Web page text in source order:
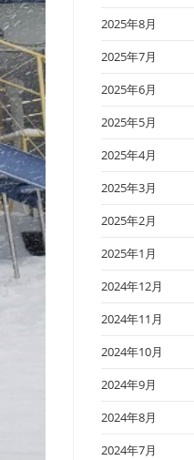
2025年8月
2025年7月
2025年6月
2025年5月
2025年4月
2025年3月
2025年2月
2025年1月
2024年12月
2024年11月
2024年10月
2024年9月
2024年8月
2024年7月